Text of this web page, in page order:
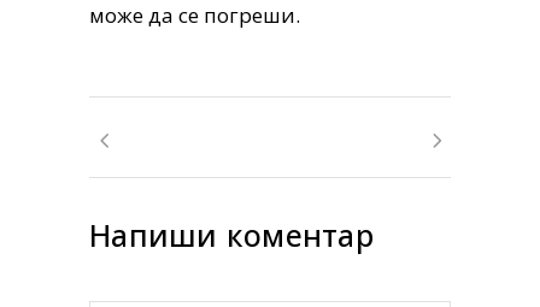
може да се погреши.
Напиши коментар